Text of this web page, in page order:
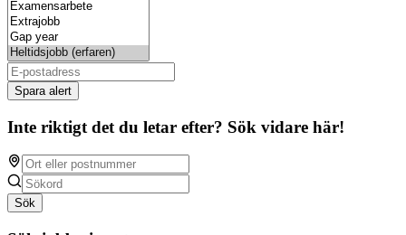
Spara alert
Inte riktigt det du letar efter? Sök vidare här!
Sök